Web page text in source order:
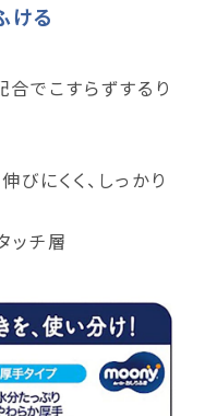
ける
でこすらずするり
びにくく、しっかり
ッチ層